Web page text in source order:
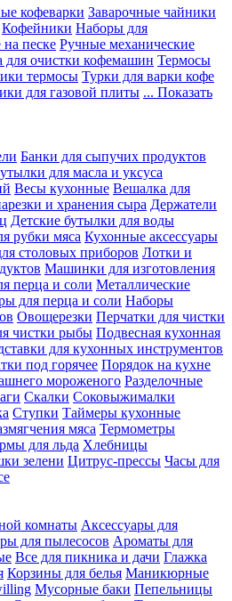
кофеварки Заварочные чайники
Кофейники Наборы для
песке Ручные механические
для очистки кофемашин Термосы
термосы Турки для варки кофе
для газовой плиты ... Показать
Банки для сыпучих продуктов
для масла и уксуса
Весы кухонные Вешалка для
и хранения сыра Держатели
Детские бутылки для воды
рубки мяса Кухонные аксессуары
столовых приборов Лотки и
Машинки для изготовления
перца и соли Металлические
для перца и соли Наборы
Овощерезки Перчатки для чистки
чистки рыбы Подвесная кухонная
для кухонных инструментов
под горячее Порядок на кухне
мороженого Разделочные
Скалки Соковыжималки
Ступки Таймеры кухонные
мяса Термометры
для льда Хлебницы
зелени Цитрус-прессы Часы для
комнаты Аксессуары для
для пылесосов Ароматы для
Все для пикника и дачи Глажка
Корзины для белья Маникюрные
Мусорные баки Пепельницы